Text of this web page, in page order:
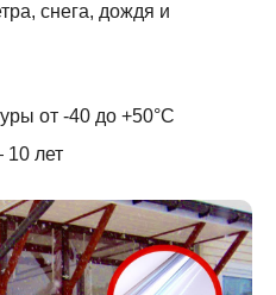
снега, дождя и
от -40 до +50°C
лет